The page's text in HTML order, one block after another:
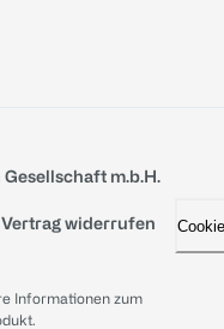
m.b.H.
Vertrag widerrufen
Informationen zum